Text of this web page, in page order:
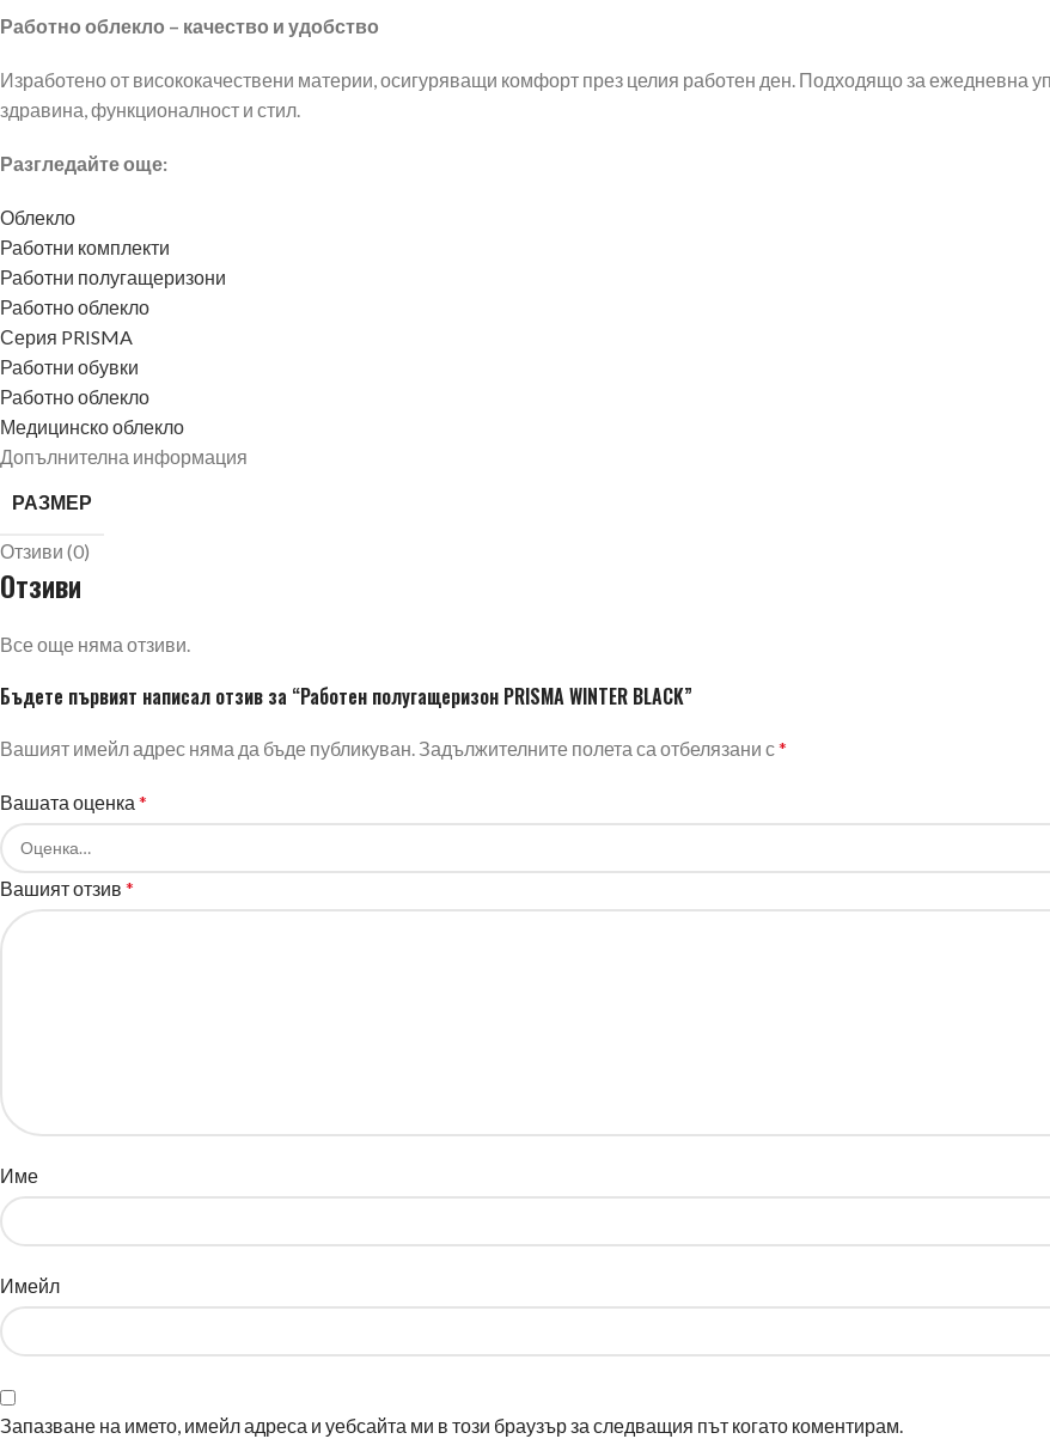
Работно облекло – качество и удобство
Изработено от висококачествени материи, осигуряващи комфорт през целия работен ден. Подходящо за ежедневна
здравина, функционалност и стил.
Разгледайте още:
Облекло
Работни комплекти
Работни полугащеризони
Работно облекло
Серия PRISMA
Работни обувки
Работно облекло
Медицинско облекло
Допълнителна информация
РАЗМЕР
Отзиви (0)
Отзиви
Все още няма отзиви.
Бъдете първият написал отзив за “Работен полугащеризон PRISMA WINTER BLACK”
Вашият имейл адрес няма да бъде публикуван. Задължителните полета са отбелязани с*
Вашата оценка *
Вашият отзив *
Име
Имейл
Запазване на името, имейл адреса и уебсайта ми в този браузър за следващия път когато коментирам.